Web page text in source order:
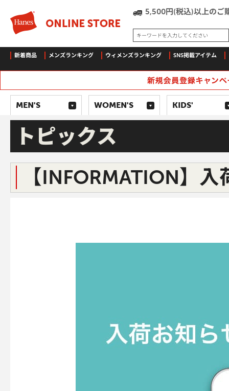
5,500円(税込)以上のご
キーワードを入力してください
新着商品 メンズランキング ウィメンズランキング SNS掲載アイテム
MEN'S WOMEN'S KIDS'
トピックス
【INFORMATION】